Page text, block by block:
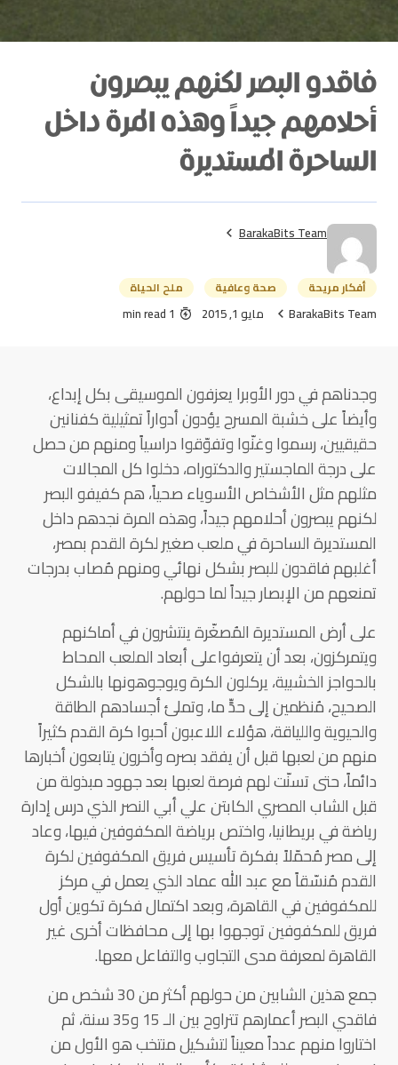
فاقدو البصر لكنهم يبصرون
أحلامهم جيداً وهذه المرة داخل
الساحرة المستديرة
BarakaBits Team
أفكار مريحة صحة وعافية ملح الحياة
BarakaBits Team مايو 1, 2015 1 min read
وجدناهم في دور الأوبرا يعزفون الموسيقى بكل إبداع،
وأيضاً على خشبة المسرح يؤدون أدواراً تمثيلية كفنانين
حقيقيين، رسموا وغنّوا وتفوّقوا دراسياً ومنهم من حصل
على درجة الماجستير والدكتوراه، دخلوا كل المجالات
مثلهم مثل الأشخاص الأسوياء صحياً، هم كفيفو البصر
لكنهم يبصرون أحلامهم جيداً، وهذه المرة نجدهم داخل
المستديرة الساحرة في ملعب صغير لكرة القدم بمصر،
أغلبهم فاقدون للبصر بشكل نهائي ومنهم مُصاب بدرجات
تمنعهم من الإبصار جيداً لما حولهم.
على أرض المستديرة المُصغّرة ينتشرون في أماكنهم
ويتمركزون، بعد أن يتعرفواعلى أبعاد الملعب المحاط
بالحواجز الخشبية، يركلون الكرة ويوجوهونها بالشكل
الصحيح، مُنظمين إلى حدٍّ ما، وتملئ أجسادهم الطاقة
والحيوية واللياقة، هؤلاء اللاعبون أحبوا كرة القدم كثيراً
منهم من لعبها قبل أن يفقد بصره وأخرون يتابعون أخبارها
دائماً، حتى تسنّت لهم فرصة لعبها بعد جهود مبذولة من
قبل الشاب المصري الكابتن علي أبي النصر الذي درس إدارة
رياضة في بريطانيا، واختص برياضة المكفوفين فيها، وعاد
إلى مصر مُحمّلاً بفكرة تأسيس فريق المكفوفين لكرة
القدم مُنسّقاً مع عبد الله عماد الذي يعمل في مركز
للمكفوفين في القاهرة، وبعد اكتمال فكرة تكوين أول
فريق للمكفوفين توجهوا بها إلى محافظات أخرى غير
القاهرة لمعرفة مدى التجاوب والتفاعل معها.
جمع هذين الشابين من حولهم أكثر من 30 شخص من
فاقدي البصر أعمارهم تتراوح بين الـ 15 و35 سنة، ثم
اختاروا منهم عدداً معيناً لتشكيل منتخب هو الأول من